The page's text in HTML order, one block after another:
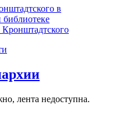
в
лента недоступна.